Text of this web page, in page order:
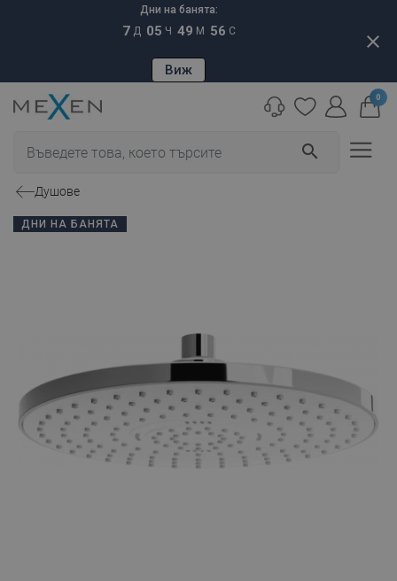
Дни на банята:
7 Д 05 Ч 49 М 55 С
Виж
close
search
0
Душове
ДНИ НА БАНЯТА